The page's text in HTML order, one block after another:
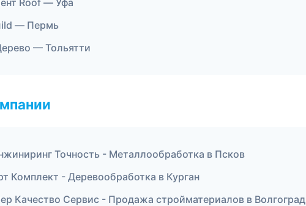
Roof — Уфа
— Пермь
— Тольятти
Точность - Металлообработка в Псков
Комплект - Деревообработка в Курган
Качество Сервис - Продажа стройматериалов в Волгоград